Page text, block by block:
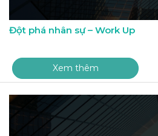
Đột phá nhân sự – Work Up
Xem thêm